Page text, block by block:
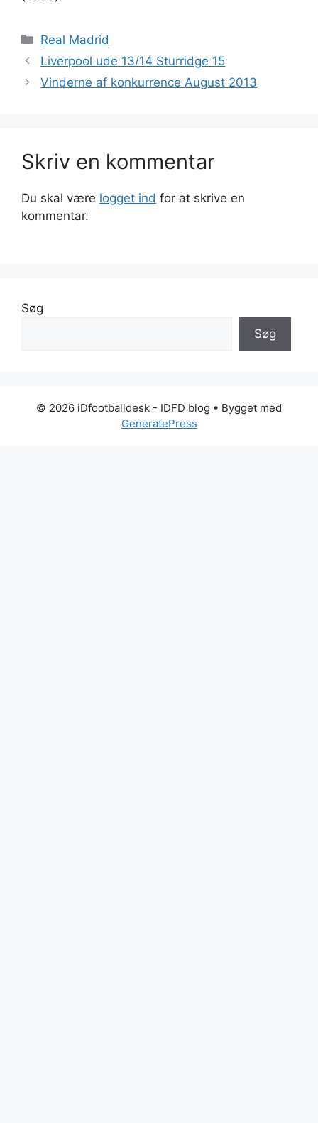
Kategorier
Real Madrid
Liverpool ude 13/14 Sturridge 15
Vinderne af konkurrence August 2013
Skriv en kommentar
Du skal være logget ind for at skrive en
kommentar.
Søg
Søg
© 2026 iDfootballdesk - IDFD blog • Bygget med
GeneratePress